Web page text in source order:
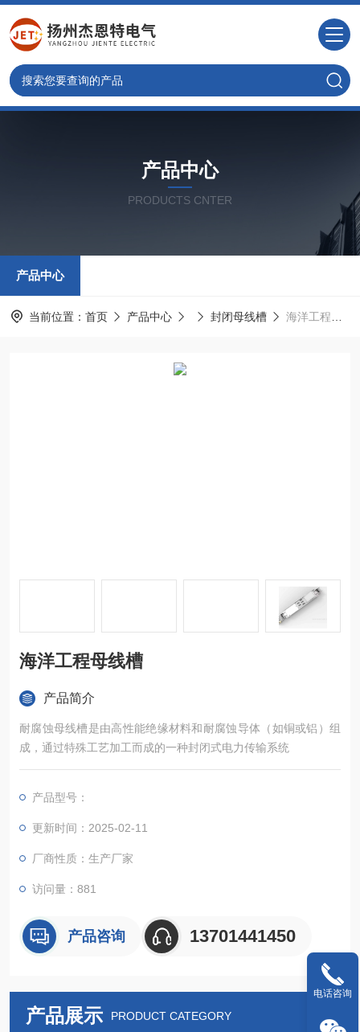
产品中心
PRODUCTS CNTER
产品中心
当前位置： 首页 产品中心 封闭母线槽 海洋工程母线槽
海洋工程母线槽
产品简介
耐腐蚀母线槽是由高性能绝缘材料和耐腐蚀导体（如铜或铝）组
成，通过特殊工艺加工而成的一种封闭式电力传输系统
产品型号：
更新时间：2025-02-11
厂商性质：生产厂家
访问量：881
产品咨询 13701441450
产品展示 PRODUCT CATEGORY
电话咨询